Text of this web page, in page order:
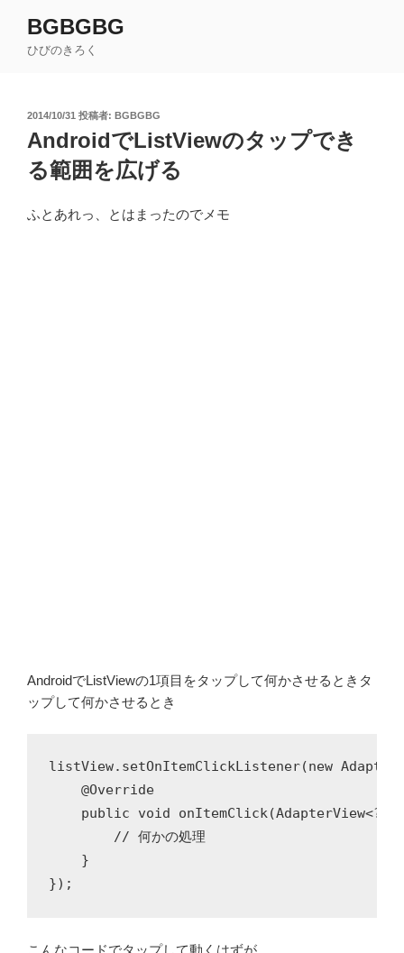
BGBGBG
ひびのきろく
投
稿
日:
2014/10/31 投稿者: BGBGBG
AndroidでListViewのタップでき
る範囲を広げる
ふとあれっ、とはまったのでメモ
AndroidでListViewの1項目をタップして何かさせるときタ
ップして何かさせるとき
listView.setOnItemClickListener(new
    @Override
public void onItemClick(AdapterView<?>
        // 何かの処理
    }
こんなコードでタップして動くはずが